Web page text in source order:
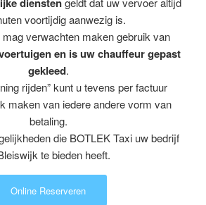
voortijdig aanwezig is.
verwachten maken gebruik van
en is uw chauffeur gepast
gekleed.
rijden” kunt u tevens per factuur
maken van iedere andere vorm van
betaling.
die BOTLEK Taxi uw bedrijf
te bieden heeft.
Online Reserveren